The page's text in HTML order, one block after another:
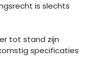
is slechts
tot stand zijn
specificaties